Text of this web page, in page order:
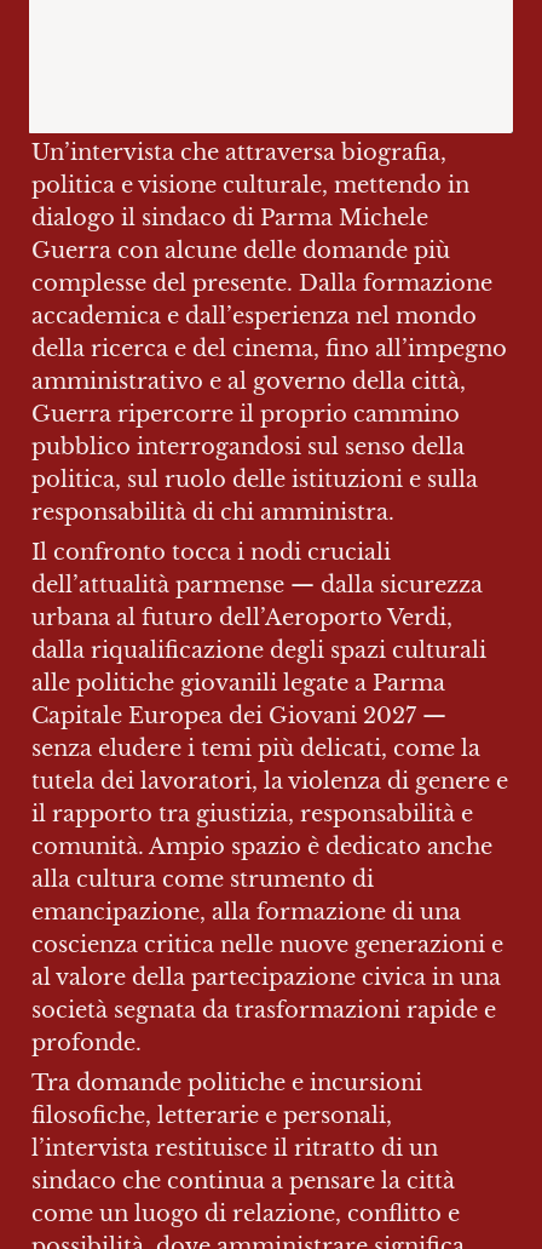
Un’intervista che attraversa biografia,
politica e visione culturale, mettendo in
dialogo il sindaco di Parma Michele
Guerra con alcune delle domande più
complesse del presente. Dalla formazione
accademica e dall’esperienza nel mondo
della ricerca e del cinema, fino all’impegno
amministrativo e al governo della città,
Guerra ripercorre il proprio cammino
pubblico interrogandosi sul senso della
politica, sul ruolo delle istituzioni e sulla
responsabilità di chi amministra.
Il confronto tocca i nodi cruciali
dell’attualità parmense — dalla sicurezza
urbana al futuro dell’Aeroporto Verdi,
dalla riqualificazione degli spazi culturali
alle politiche giovanili legate a Parma
Capitale Europea dei Giovani 2027 —
senza eludere i temi più delicati, come la
tutela dei lavoratori, la violenza di genere e
il rapporto tra giustizia, responsabilità e
comunità. Ampio spazio è dedicato anche
alla cultura come strumento di
emancipazione, alla formazione di una
coscienza critica nelle nuove generazioni e
al valore della partecipazione civica in una
società segnata da trasformazioni rapide e
profonde.
Tra domande politiche e incursioni
filosofiche, letterarie e personali,
l’intervista restituisce il ritratto di un
sindaco che continua a pensare la città
come un luogo di relazione, conflitto e